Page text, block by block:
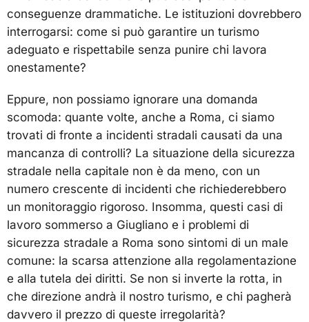
conseguenze drammatiche. Le istituzioni dovrebbero
interrogarsi: come si può garantire un turismo
adeguato e rispettabile senza punire chi lavora
onestamente?
Eppure, non possiamo ignorare una domanda
scomoda: quante volte, anche a Roma, ci siamo
trovati di fronte a incidenti stradali causati da una
mancanza di controlli? La situazione della sicurezza
stradale nella capitale non è da meno, con un
numero crescente di incidenti che richiederebbero
un monitoraggio rigoroso. Insomma, questi casi di
lavoro sommerso a Giugliano e i problemi di
sicurezza stradale a Roma sono sintomi di un male
comune: la scarsa attenzione alla regolamentazione
e alla tutela dei diritti. Se non si inverte la rotta, in
che direzione andrà il nostro turismo, e chi pagherà
davvero il prezzo di queste irregolarità?